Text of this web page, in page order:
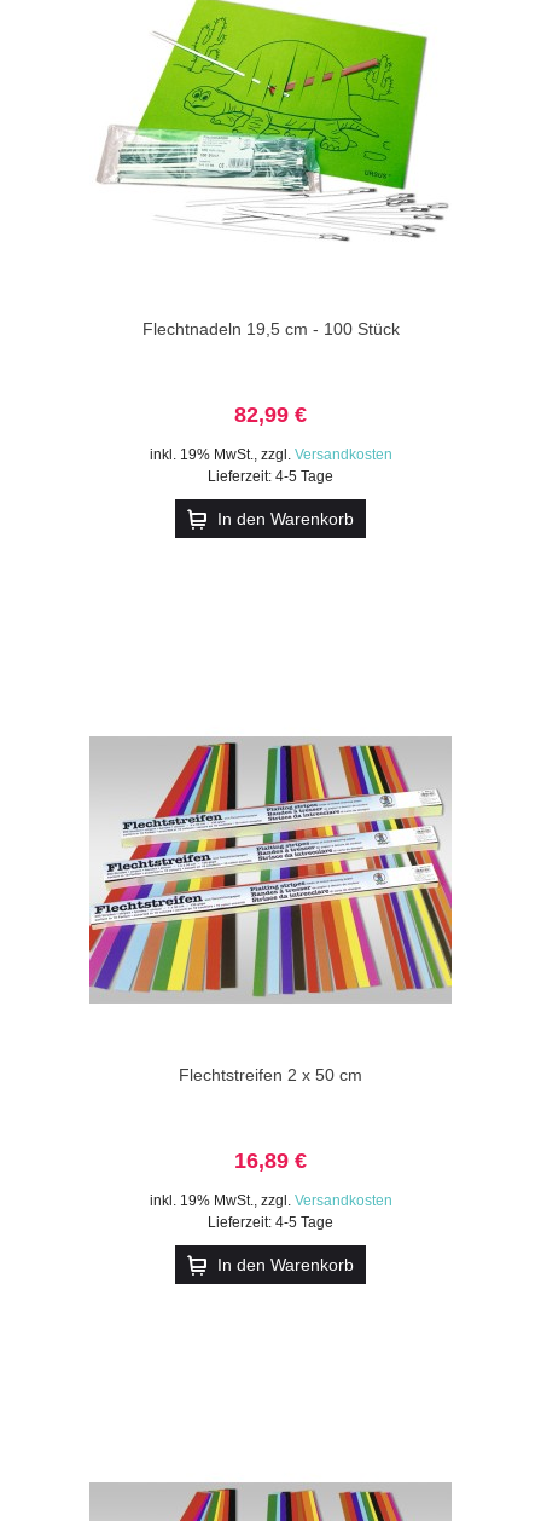
Flechtnadeln 19,5 cm - 100 Stück
82,99 €
inkl. 19% MwSt., zzgl. Versandkosten
Lieferzeit: 4-5 Tage
In den Warenkorb
Flechtstreifen 2 x 50 cm
16,89 €
inkl. 19% MwSt., zzgl. Versandkosten
Lieferzeit: 4-5 Tage
In den Warenkorb